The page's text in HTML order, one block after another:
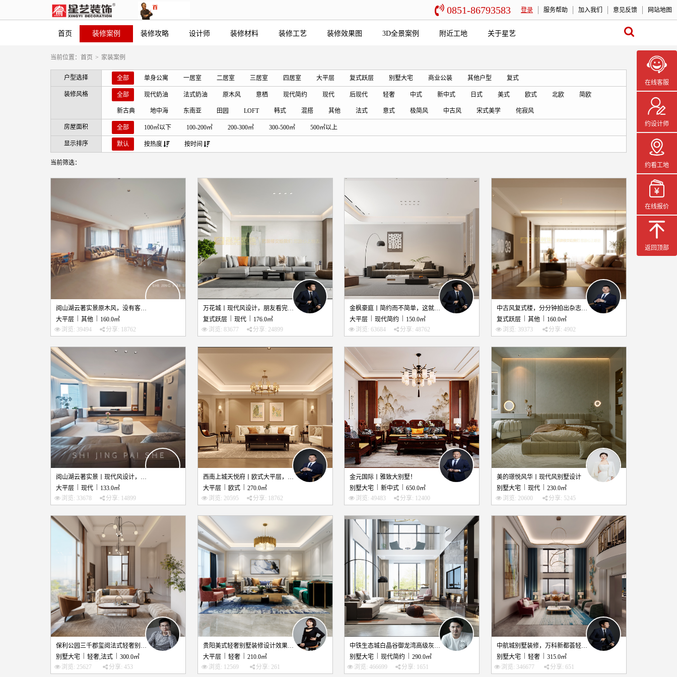
0851-86793583 登录 服务帮助 加入我们 意见反馈 网站地图
首页 装修案例 装修攻略 设计师 装修材料 装修工艺 装修效果图 3D全景案例 附近工地 关于星艺
在线客服
约设计师
约看工地
在线报价
返回顶部
当前位置： 首页 > 家装案例
户型选择 全部 单身公寓 一居室 二居室 三居室 四居室 大平层 复式跃层 别墅大宅 商业公装 其他户型 复式
装修风格 全部 现代奶油 法式奶油 原木风 意栖 现代简约 现代 后现代 轻奢 中式 新中式 日式 美式 欧式 北欧 简欧
新古典 地中海 东南亚 田园 LOFT 韩式 混搭 其他 法式 意式 极简风 中古风 宋式美学 侘寂风
房屋面积 全部 100㎡以下 100-200㎡ 200-300㎡ 300-500㎡ 500㎡以上
显示排序 默认 按热度 按时间
当前筛选：
阅山湖云著实景原木风，没有客厅的家真的特别爽！！
大平层
其他
160.0㎡
浏览: 39494
分享: 18762
万花城丨现代风设计，朋友看完直呼：我要照着你家装！
复式跃层
现代
176.0㎡
浏览: 83677
分享: 24899
金枫豪庭丨简约而不简单，这就是现代风设计的魅力！
大平层
现代简约
150.0㎡
浏览: 63684
分享: 48762
中古风复式楼，分分钟拍出杂志大片！
复式跃层
其他
160.0㎡
浏览: 39373
分享: 4902
阅山湖云著实景丨现代风设计，装出效果你敢信？！
大平层
现代
133.0㎡
浏览: 33678
分享: 14899
西南上城天悦府丨欧式大平层，让你享受精致生活！
大平层
欧式
270.0㎡
浏览: 20595
分享: 18762
金元国际丨雅致大别墅！
别墅大宅
新中式
650.0㎡
浏览: 49483
分享: 12400
美的璟悦风华丨现代风别墅设计
别墅大宅
现代
230.0㎡
浏览: 20600
分享: 5245
保利公园三千郡玺阅法式轻奢别墅装修设计
别墅大宅
轻奢,法式
300.0㎡
浏览: 25627
分享: 453
贵阳美式轻奢别墅装修设计效果图！
大平层
轻奢
210.0㎡
浏览: 12569
分享: 261
中铁生态城白晶谷御龙湾高级灰装修设计
别墅大宅
现代简约
290.0㎡
浏览: 466699
分享: 1651
中航城别墅装修，万科新都荟轻奢风别墅设计
别墅大宅
轻奢
315.0㎡
浏览: 346677
分享: 651